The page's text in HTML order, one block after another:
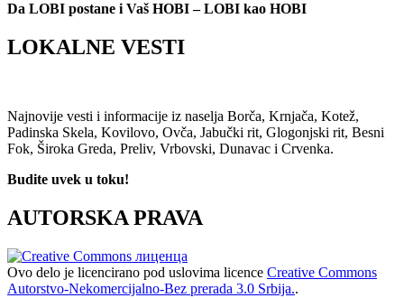
Da LOBI postane i Vaš HOBI – LOBI kao HOBI
LOKALNE VESTI
Najnovije vesti i informacije iz naselja Borča, Krnjača, Kotež,
Padinska Skela, Kovilovo, Ovča, Jabučki rit, Glogonjski rit, Besni
Fok, Široka Greda, Preliv, Vrbovski, Dunavac i Crvenka.
Budite uvek u toku!
AUTORSKA PRAVA
Ovo delo je licencirano pod uslovima licence Creative Commons
Autorstvo-Nekomercijalno-Bez prerada 3.0 Srbija..